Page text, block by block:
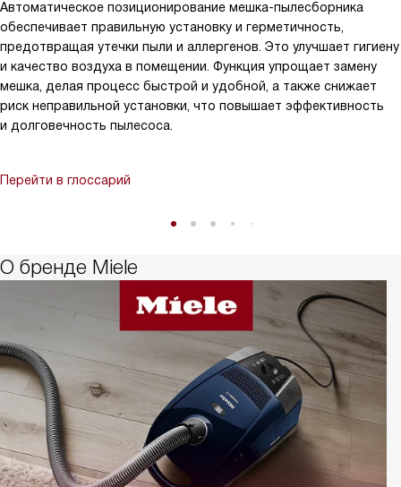
Автоматическое позиционирование мешка-пылесборника
обеспечивает правильную установку и герметичность,
предотвращая утечки пыли и аллергенов. Это улучшает гигиену
и качество воздуха в помещении. Функция упрощает замену
мешка, делая процесс быстрой и удобной, а также снижает
риск неправильной установки, что повышает эффективность
и долговечность пылесоса.
Перейти в глоссарий
О бренде Miele